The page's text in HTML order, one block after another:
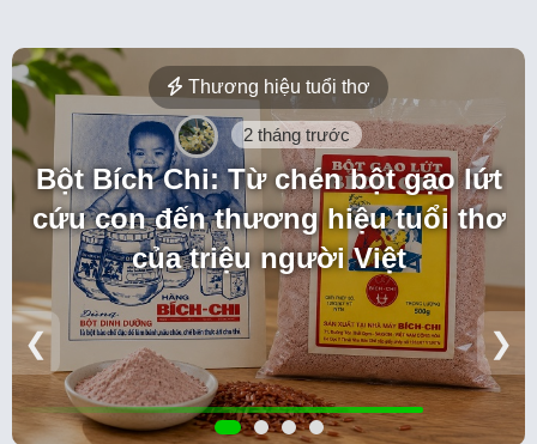
Thương hiệu tuổi thơ
2 tháng trước
Bột Bích Chi: Từ chén bột gạo lứt
cứu con đến thương hiệu tuổi thơ
của triệu người Việt
❮ ❯